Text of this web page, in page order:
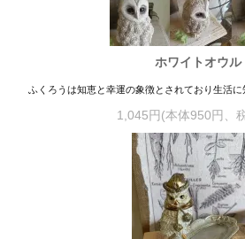
ホワイトオウル
ふくろうは知恵と幸運の象徴とされており生活
1,045円(本体950円、